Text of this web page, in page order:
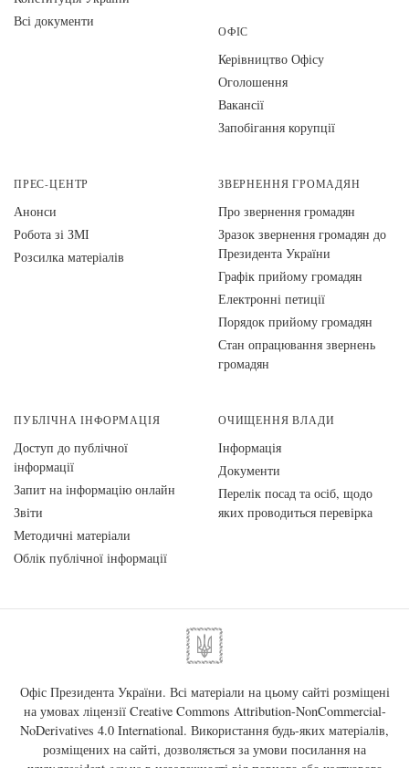
Всі документи
ОФІС
Керівництво Офісу
Оголошення
Вакансії
Запобігання корупції
ПРЕС-ЦЕНТР
Анонси
Робота зі ЗМІ
Розсилка матеріалів
ЗВЕРНЕННЯ ГРОМАДЯН
Про звернення громадян
Зразок звернення громадян до
Президента України
Графік прийому громадян
Електронні петиції
Порядок прийому громадян
Стан опрацювання звернень
громадян
ПУБЛІЧНА ІНФОРМАЦІЯ
Доступ до публічної
інформації
Запит на інформацію онлайн
Звіти
Методичні матеріали
Облік публічної інформації
ОЧИЩЕННЯ ВЛАДИ
Інформація
Документи
Перелік посад та осіб, щодо
яких проводиться перевірка
Офіс Президента України. Всі матеріали на цьому сайті розміщені
на умовах ліцензії Creative Commons Attribution-NonCommercial-
NoDerivatives 4.0 International. Використання будь-яких матеріалів,
розміщених на сайті, дозволяється за умови посилання на